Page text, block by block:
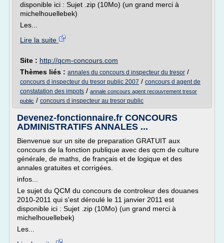
disponible ici : Sujet .zip (10Mo) (un grand merci à
michelhouellebek)
Les...
Lire la suite
Site : http://qcm-concours.com
Thèmes liés : annales du concours d inspecteur du tresor /
concours d inspecteur du tresor public 2007 / concours d agent de
constatation des impots / annale concours agent recouvrement tresor
public / concours d inspecteur au tresor public
Devenez-fonctionnaire.fr CONCOURS
ADMINISTRATIFS ANNALES ...
Bienvenue sur un site de preparation GRATUIT aux
concours de la fonction publique avec des qcm de culture
générale, de maths, de français et de logique et des
annales gratuites et corrigées.
infos...
Le sujet du QCM du concours de controleur des douanes
2010-2011 qui s'est déroulé le 11 janvier 2011 est
disponible ici : Sujet .zip (10Mo) (un grand merci à
michelhouellebek)
Les...